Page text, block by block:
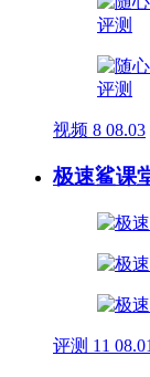
视频 8 08.03
极速鲨课
评测 11 08.01